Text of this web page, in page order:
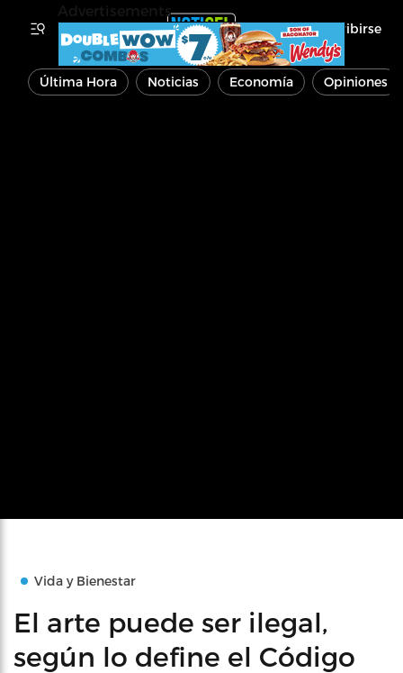
Inscribirse
Última Hora Noticias Economía Opiniones
Vida y Bienestar
El arte puede ser ilegal,
según lo define el Código
Advertisements